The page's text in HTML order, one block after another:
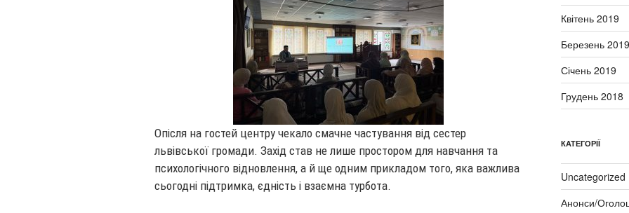
Опісля на гостей центру чекало смачне частування від сестер
львівської громади. Захід став не лише простором для навчання та
психологічного відновлення, а й ще одним прикладом того, яка важлива
сьогодні підтримка, єдність і взаємна турбота.
Квітень 2019
Березень 2019
Січень 2019
Грудень 2018
КАТЕГОРІЇ
Uncategorized
Анонси/